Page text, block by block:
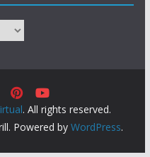
. All rights reserved.
Powered by WordPress.